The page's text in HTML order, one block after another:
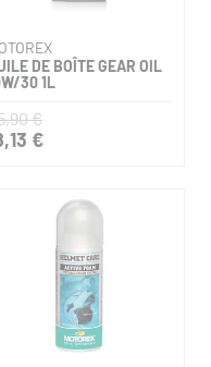
DE BOÎTE GEAR OIL
30 1L
€
€